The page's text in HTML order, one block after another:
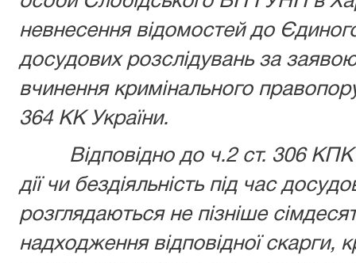
невнесення відомостей до
досудових розслідувань за
вчинення кримінального
364 КК України.
Відповідно до ч.2 ст. 306 КПК
дії чи бездіяльність під час
розглядаються не пізніше
надходження відповідної скарги,